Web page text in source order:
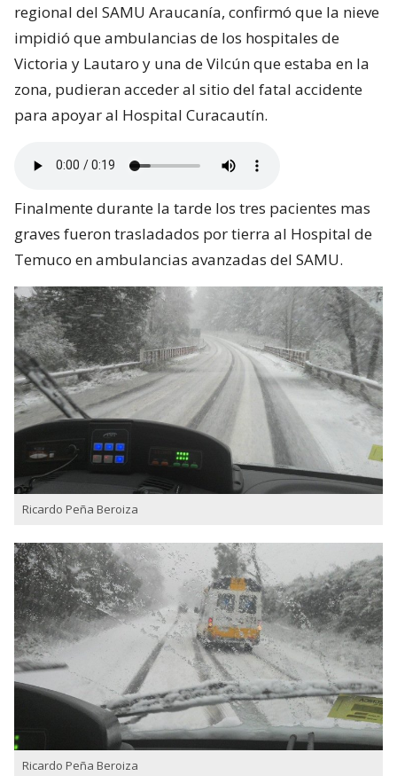
regional del SAMU Araucanía, confirmó que la nieve
impidió que ambulancias de los hospitales de
Victoria y Lautaro y una de Vilcún que estaba en la
zona, pudieran acceder al sitio del fatal accidente
para apoyar al Hospital Curacautín.
Finalmente durante la tarde los tres pacientes mas
graves fueron trasladados por tierra al Hospital de
Temuco en ambulancias avanzadas del SAMU.
Ricardo Peña Beroiza
Ricardo Peña Beroiza